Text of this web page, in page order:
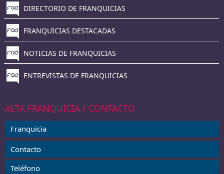
DIRECTORIO DE FRANQUICIAS
FRANQUICIAS DESTACADAS
NOTICIAS DE FRANQUICIAS
ENTREVISTAS DE FRANQUICIAS
ALTA FRANQUICIA / CONTACTO